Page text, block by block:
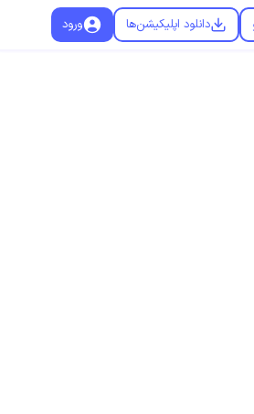
دانلود اپلیکیشن‌ها ورود